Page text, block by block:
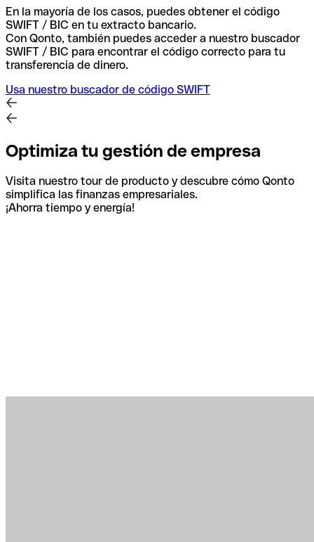
En la mayoría de los casos, puedes obtener el código
SWIFT / BIC en tu extracto bancario.
Con Qonto, también puedes acceder a nuestro buscador
SWIFT / BIC para encontrar el código correcto para tu
transferencia de dinero.
Usa nuestro buscador de código SWIFT
Optimiza tu gestión de empresa
Visita nuestro tour de producto y descubre cómo Qonto
simplifica las finanzas empresariales.
¡Ahorra tiempo y energía!